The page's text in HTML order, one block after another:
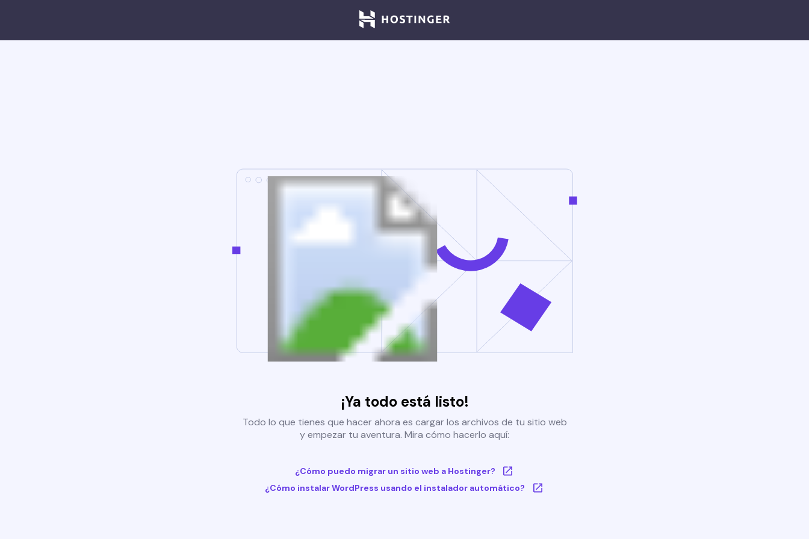
¡Ya todo está listo!
Todo lo que tienes que hacer ahora es cargar los archivos de tu sitio web
y empezar tu aventura. Mira cómo hacerlo aquí:
¿Cómo puedo migrar un sitio web a Hostinger?
¿Cómo instalar WordPress usando el instalador automático?